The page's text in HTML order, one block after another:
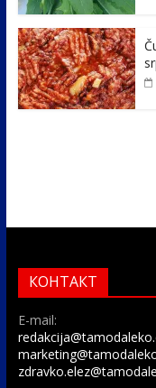
КОНТАКТ
E-mail: